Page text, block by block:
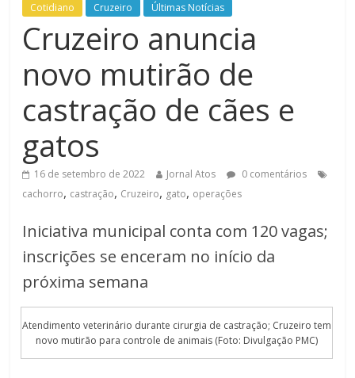
Cotidiano Cruzeiro Últimas Notícias
Cruzeiro anuncia
novo mutirão de
castração de cães e
gatos
16 de setembro de 2022 Jornal Atos
0 comentários
cachorro, castração, Cruzeiro, gato, operações
Iniciativa municipal conta com 120 vagas;
inscrições se enceram no início da
próxima semana
Atendimento veterinário durante cirurgia de castração; Cruzeiro tem
novo mutirão para controle de animais (Foto: Divulgação PMC)